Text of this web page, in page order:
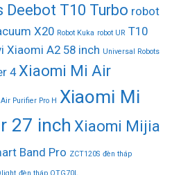
Deebot T10 Turbo robot
X20 Robot Kuka robot UR T10
Xiaomi A2 58 inch Universal Robots
4 Xiaomi Mi Air
Purifier Pro H Xiaomi Mi
27 inch Xiaomi Mijia
Band Pro ZCT120S đèn tháp
đèn tháp QTG70L